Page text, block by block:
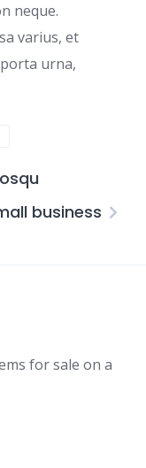
neque.
varius, et
urna,
business
for sale on a